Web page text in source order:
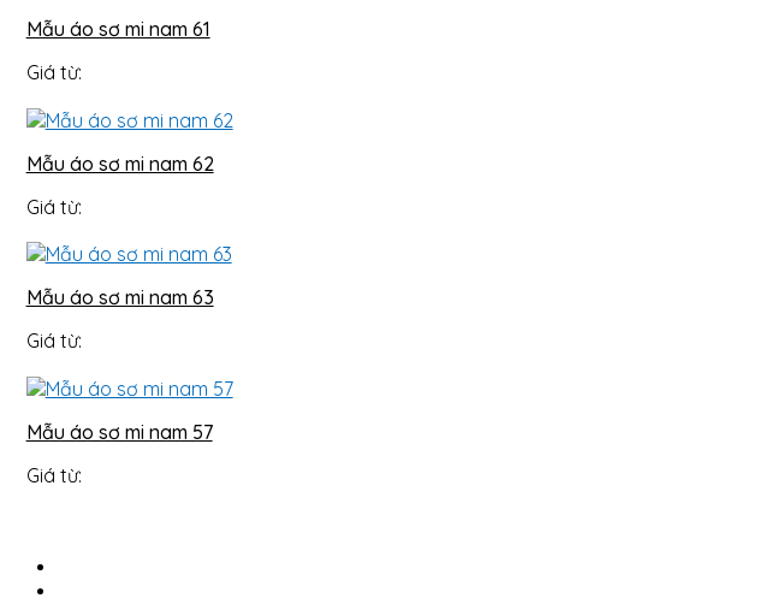
Mẫu áo sơ mi nam 61
Giá từ:
Mẫu áo sơ mi nam 62
Giá từ:
Mẫu áo sơ mi nam 63
Giá từ:
Mẫu áo sơ mi nam 57
Giá từ: